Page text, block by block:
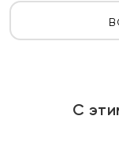
С